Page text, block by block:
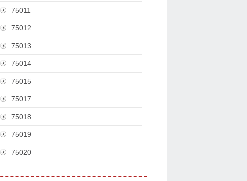
75011
75012
75013
75014
75015
75017
75018
75019
75020